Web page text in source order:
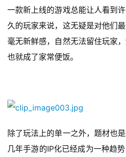
首
游
茶
创
一款新上线的游戏总能让人看到
久的玩家来说，这无疑是对他们
毫无新鲜感，自然无法留住玩家
也就成了家常便饭。
除了玩法上的单一之外，题材也
几年手游的IP化已经成为一种趋